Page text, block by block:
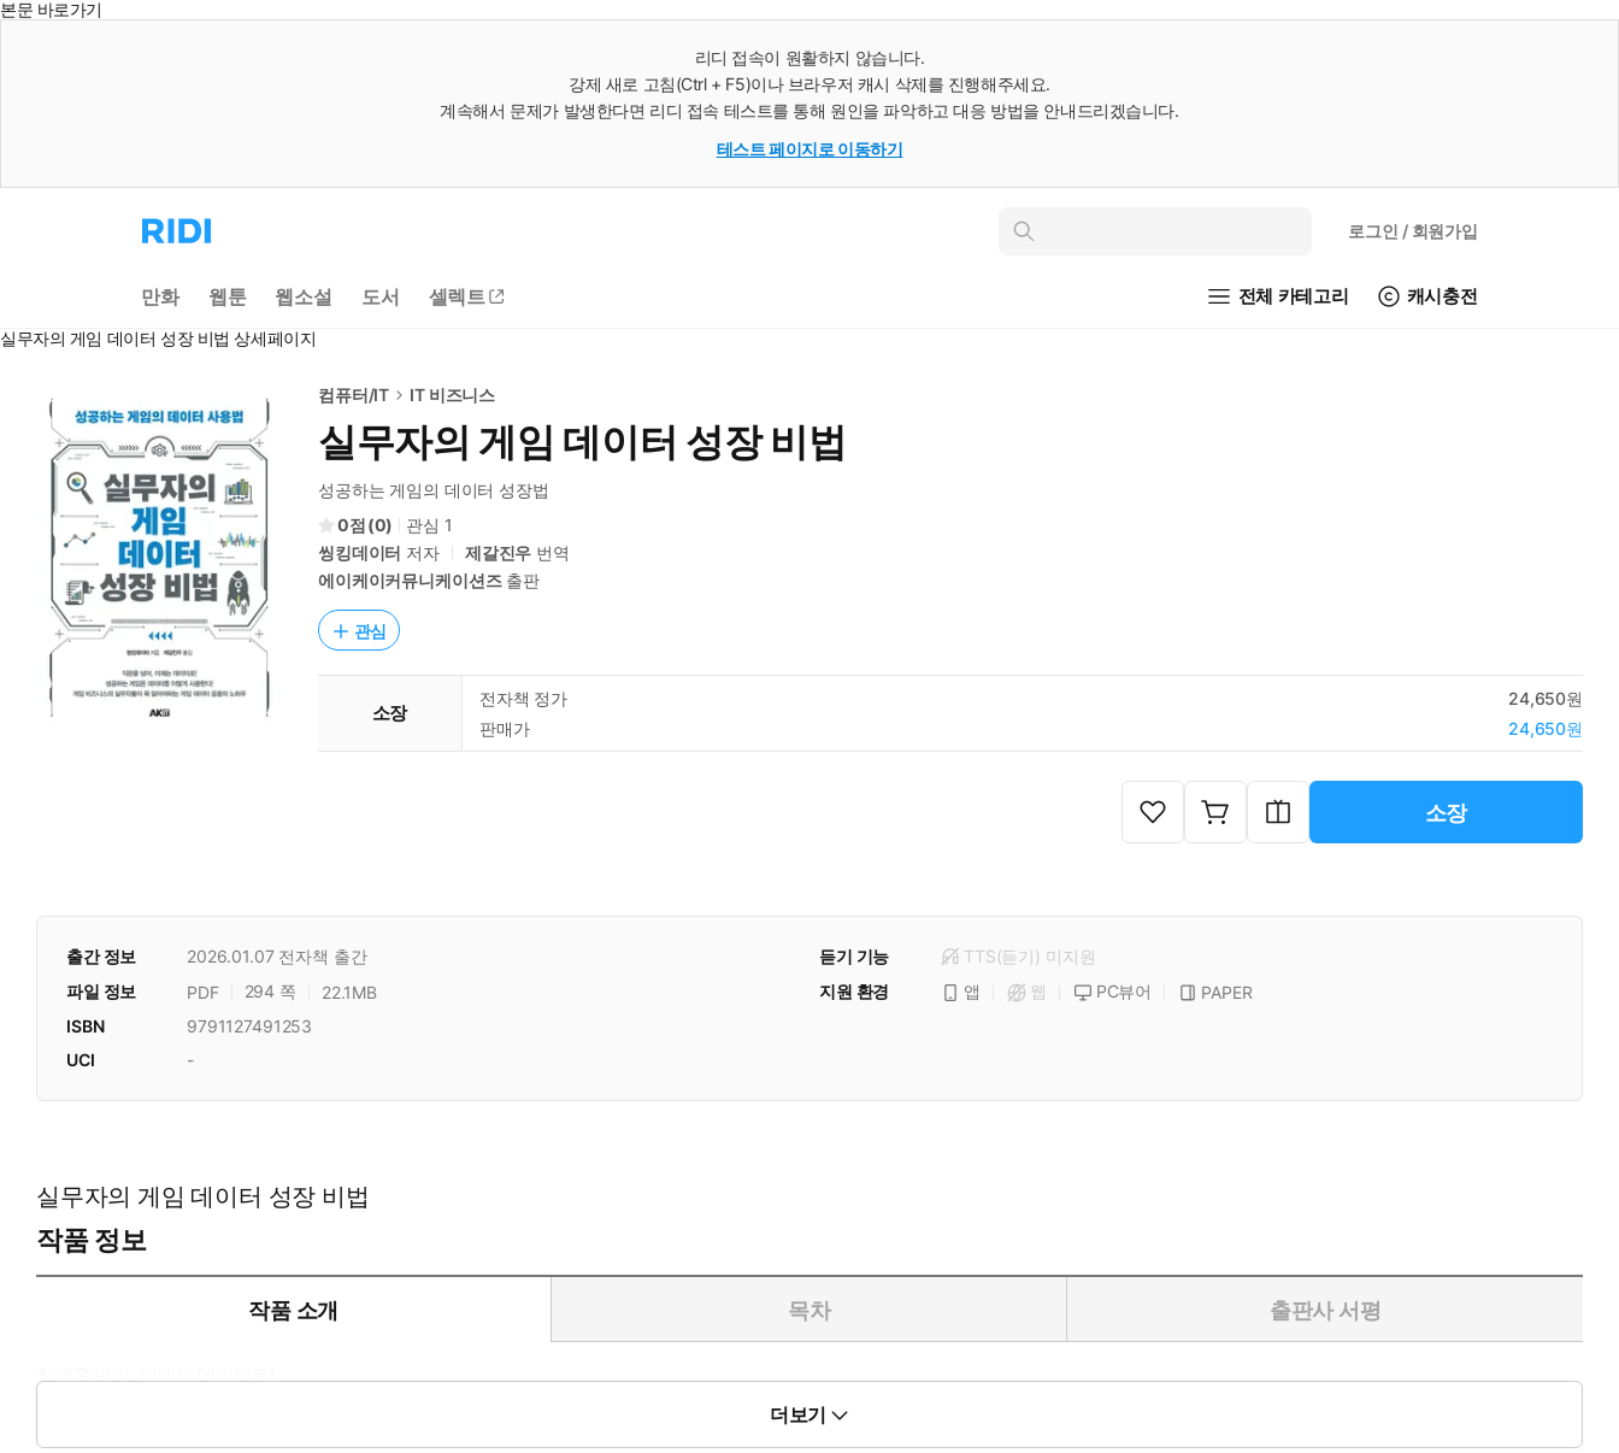
본문 바로가기
리디 접속이 원활하지 않습니다.
강제 새로 고침(Ctrl + F5)이나 브라우저 캐시 삭제를 진행해주세요.
계속해서 문제가 발생한다면 리디 접속 테스트를 통해 원인을 파악하고 대응 방법을 안내드리겠습니다.
테스트 페이지로 이동하기
리
디
으
로
동
인
로그인 / 회원가입
만화 웹툰 웹소설 도서 셀렉트 전체 카테고리 캐시충전
실무자의 게임 데이터 성장 비법 상세페이지
컴퓨터/IT IT 비즈니스
실무자의 게임 데이터 성장 비법
성공하는 게임의 데이터 성장법
0
(0) 관심 1
씽킹데이터 저자 제갈진우 번역
에이케이커뮤니케이션즈 출판
관심
소장
전자책 정가
24,650원
판매가
24,650원
소장
출간 정보 2026.01.07 전자책 출간 듣기 기능 TTS(듣기) 미지원
파일 정보
PDF 294 쪽 22.1MB 지원 환경 앱 웹 PC뷰어
PAPER
ISBN
9791127491253
UCI
-
실무자의 게임 데이터 성장 비법
작품 정보
작품 소개 목차 출판사 서평
직관을 넘어, 이제는 데이터로!
더보기